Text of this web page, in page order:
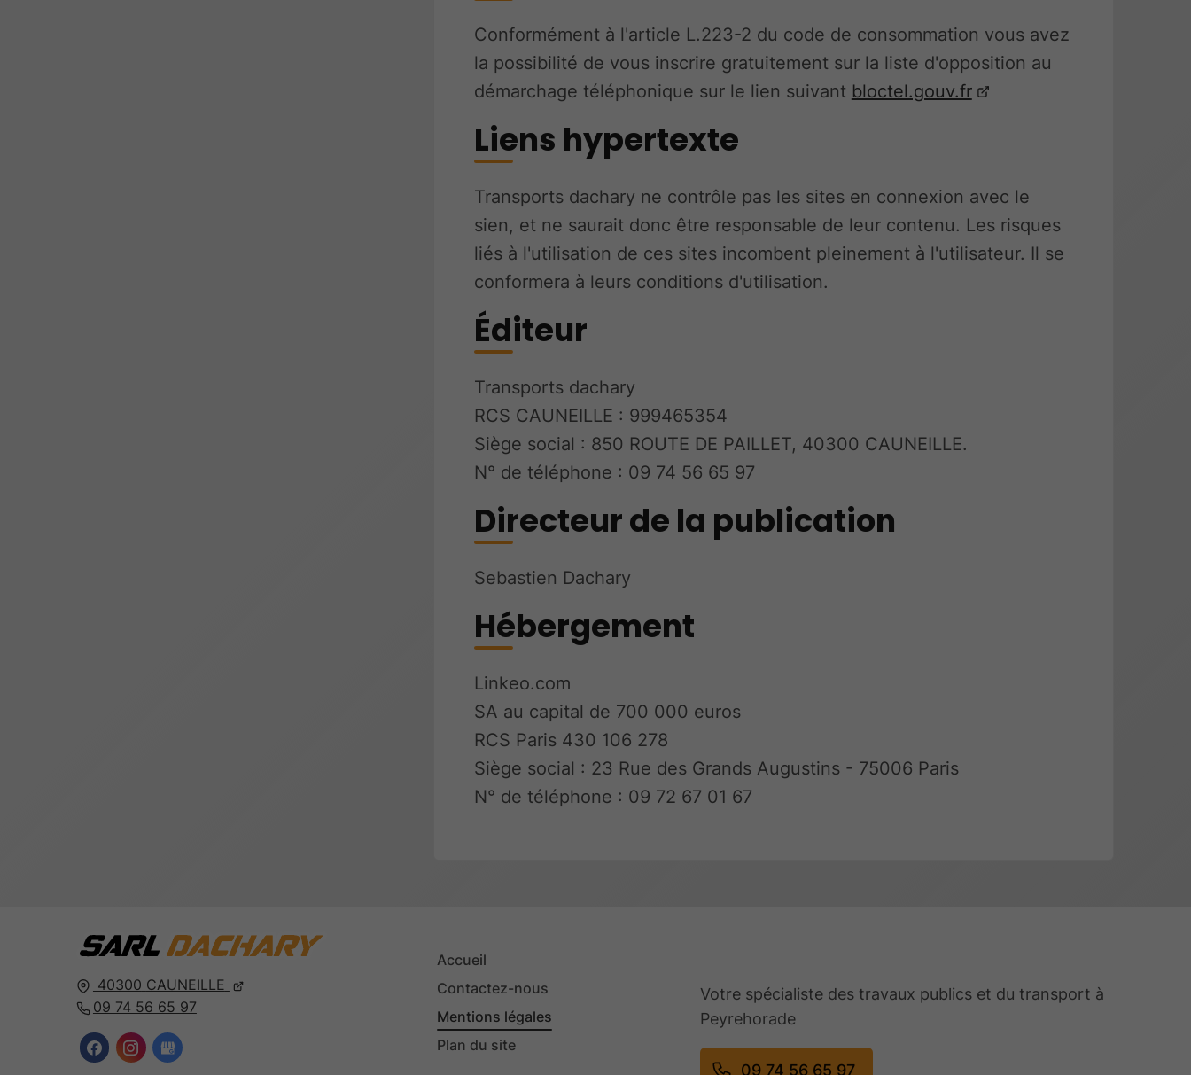
Conformément à l'article L.223-2 du code de consommation vous avez
la possibilité de vous inscrire gratuitement sur la liste d'opposition au
démarchage téléphonique sur le lien suivant bloctel.gouv.fr
Liens hypertexte
Transports dachary ne contrôle pas les sites en connexion avec le
sien, et ne saurait donc être responsable de leur contenu. Les risques
liés à l'utilisation de ces sites incombent pleinement à l'utilisateur. Il se
conformera à leurs conditions d'utilisation.
Éditeur
Transports dachary
RCS CAUNEILLE : 999465354
Siège social : 850 ROUTE DE PAILLET, 40300 CAUNEILLE.
N° de téléphone : 09 74 56 65 97
Directeur de la publication
Sebastien Dachary
Hébergement
Linkeo.com
SA au capital de 700 000 euros
RCS Paris 430 106 278
Siège social : 23 Rue des Grands Augustins - 75006 Paris
N° de téléphone : 09 72 67 01 67
40300 CAUNEILLE
09 74 56 65 97
Accueil
Contactez-nous
Mentions légales
Plan du site
Votre spécialiste des travaux publics et du transport à
Peyrehorade
09 74 56 65 97